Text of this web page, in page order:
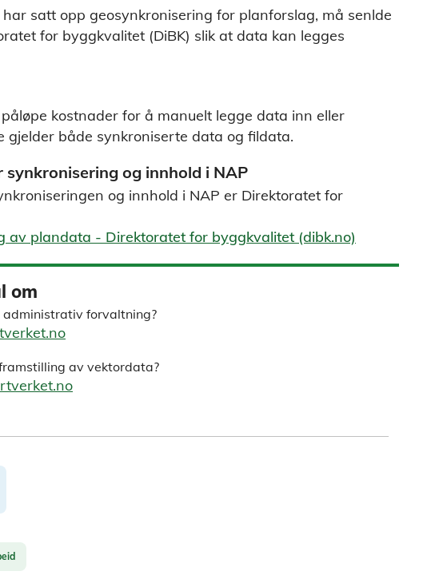
har satt opp geosynkronisering for planforslag, må senlde
for byggkvalitet (DiBK) slik at data kan legges
kostnader for å manuelt legge data inn eller
gjelder både synkroniserte data og fildata.
og innhold i NAP
og innhold i NAP er Direktoratet for
av plandata - Direktoratet for byggkvalitet (dibk.no)
om
forvaltning?
av vektordata?